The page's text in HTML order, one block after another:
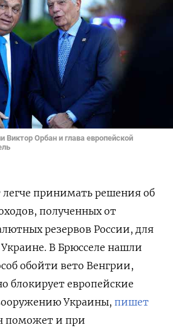
Виктор Орбан и глава европейской
принимать решения об
полученных от
резервов России, для
В Брюсселе нашли
обойти вето Венгрии,
блокирует европейские
Украины, пишет
поможет и при